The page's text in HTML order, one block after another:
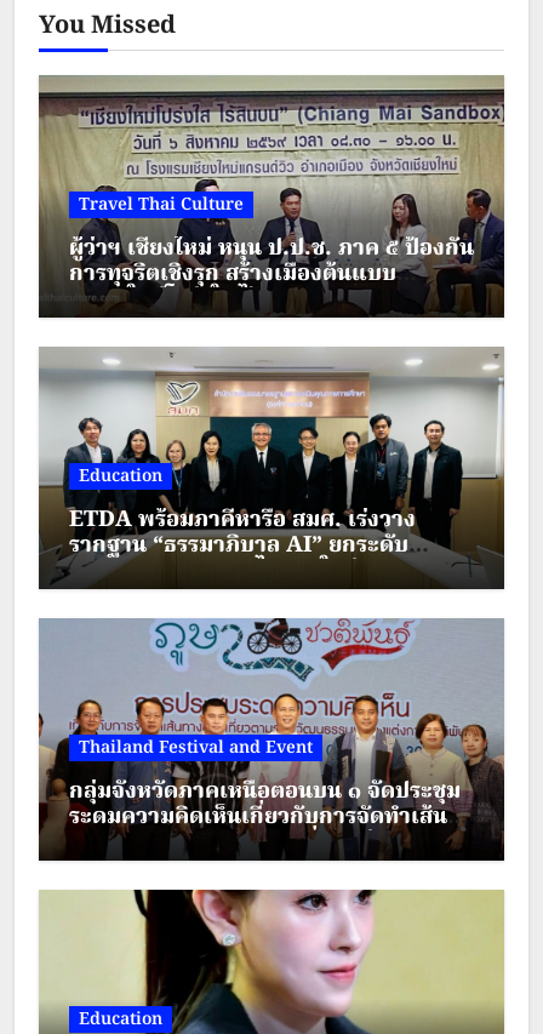
You Missed
Travel Thai Culture
ผู้ว่าฯ เชียงใหม่ หนุน ป.ป.ช. ภาค ๕ ป้องกัน
การทุจริตเชิงรุก สร้างเมืองต้นแบบ
“เชียงใหม่โปร่งใส ไร้สินบน”
Education
ETDA พร้อมภาคีหารือ สมศ. เร่งวาง
รากฐาน “ธรรมาภิบาล AI” ยกระดับ
มาตรฐานการศึกษาไทยยุคใหม่
Thailand Festival and Event
กลุ่มจังหวัดภาคเหนือตอนบน ๑ จัดประชุม
ระดมความคิดเห็นเกี่ยวกับการจัดทำเส้น
ทางตามรอยวัฒนธรรมเครื่องแต่งกาย
ชาติพันธุ์ ภายใต้โครงการส่งเสริมการท่อง
เที่ยวชาติพันธุ์สีสันแห่งล้านนา
Education